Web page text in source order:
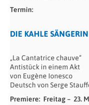
Termin:
DIE KAHLE SÄNGERIN
„La Cantatrice chauve“
Antistück in einem Akt
von Eugène Ionesco
Deutsch von Serge
Premiere: Freitag – 23.